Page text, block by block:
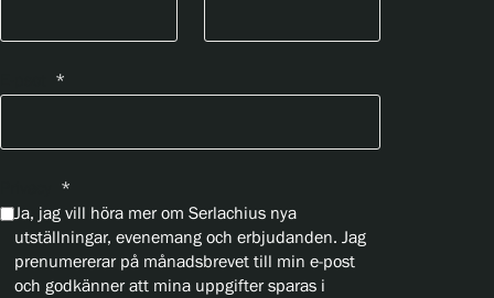
*
*
Ja, jag vill höra mer om Serlachius nya
utställningar, evenemang och erbjudanden. Jag
prenumererar på månadsbrevet till min e-post
och godkänner att mina uppgifter sparas i